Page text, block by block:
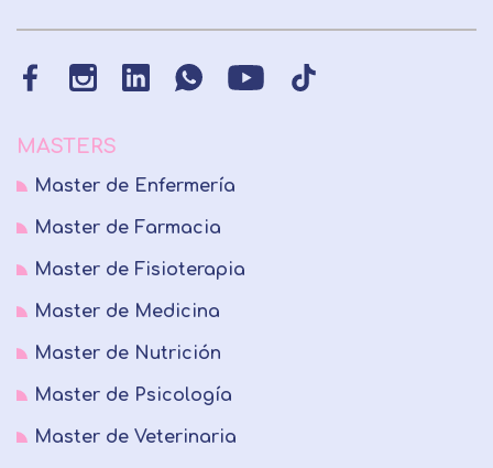
MASTERS
Master de Enfermería
Master de Farmacia
Master de Fisioterapia
Master de Medicina
Master de Nutrición
Master de Psicología
Master de Veterinaria